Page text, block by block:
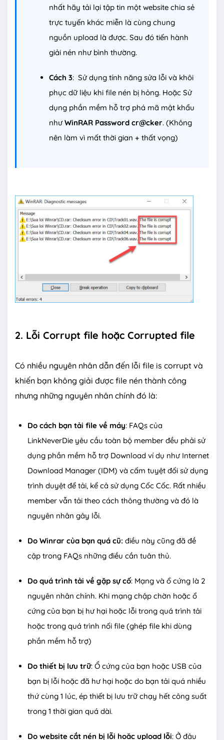
nhất hãy tải lại tập tin một website chia sẻ
trực tuyến khác miễn là cùng chung
nguồn upload là được. Sau đó tiến hành
giải nén như bình thường.
Cách 3: Sử dụng tính năng sửa lỗi và khôi
phục dữ liệu khi file nén bị hỏng. Hoặc Sử
dụng phần mềm hỗ trợ phá mã mật khẩu
nhưWinRAR Password cr@cker. (Không
nên làm vì mất thời gian + thất vọng)
2. Lỗi Corrupt file hoặc Corrupted file
Có nhiều nguyên nhân dẫn đến lỗi file is corrupt và
khiến bạn không giải được file nén thành công
nhưng những nguyên nhân chính đó là:
Do cách bạn tải file về máy: FAQs của
LinkNeverDie yêu cầu toàn bộ member đều phải sử
dụng phần mềm hỗ trợ Download ví dụ như Internet
Download Manager (IDM) và cấm tuyệt đối sử dụng
trình duyệt để tải, kể cả sử dụng Cốc Cốc. Rất nhiều
member vẫn tải theo cách thông thường và đó là
nguyên nhân gây lỗi.
Do Winrar của bạn quá cũ: điều này cũng đã đề
cập trong FAQs những điều cần tuân thủ.
Do quá trình tải về gặp sự cố: Mạng và ổ cứng là 2
nguyên nhân chính. Khi mạng chập chờn hoặc ổ
cứng của bạn bị hư hại hoặc lỗi trong quá trình tải
hoặc trong quá trình nối file (ghép file khi dùng
phần mềm hỗ trợ)
Do thiết bị lưu trữ: Ổ cứng của bạn hoặc USB của
bạn bị lỗi hoặc đã hư hại hoặc do bạn tải quá nhiều
thứ cùng 1 lúc, ép thiết bị lưu trữ chạy hết công suất
trong 1 thời gian quá dài.
Do website cắt nén bị lỗi hoăc upload lỗi: Ở đâu